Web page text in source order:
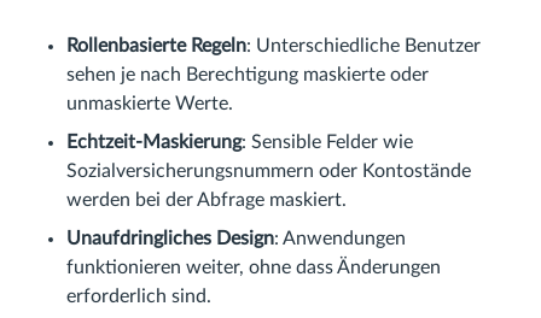
Rollenbasierte Regeln: Unterschiedliche Benutzer
sehen je nach Berechtigung maskierte oder
unmaskierte Werte.
Echtzeit-Maskierung: Sensible Felder wie
Sozialversicherungsnummern oder Kontostände
werden bei der Abfrage maskiert.
Unaufdringliches Design: Anwendungen
funktionieren weiter, ohne dass Änderungen
erforderlich sind.